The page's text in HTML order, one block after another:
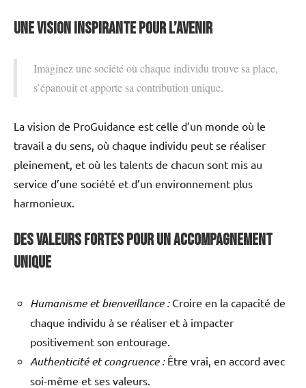
Une vision inspirante pour l’avenir
Imaginez une société où chaque individu trouve sa place,
s’épanouit et apporte sa contribution unique.
La vision de ProGuidance est celle d’un monde où le
travail a du sens, où chaque individu peut se réaliser
pleinement, et où les talents de chacun sont mis au
service d’une société et d’un environnement plus
harmonieux.
Des valeurs fortes pour un accompagnement
unique
Humanisme et bienveillance :Croire en la capacité de
chaque individu à se réaliser et à impacter
positivement son entourage.
Authenticité et congruence :Être vrai, en accord avec
soi-même et ses valeurs.